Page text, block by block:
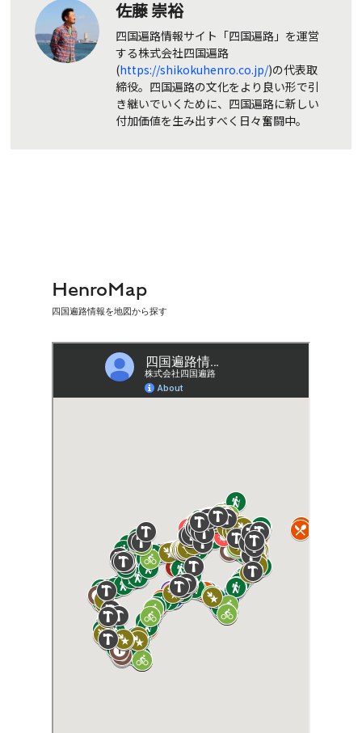
佐藤 崇裕
四国遍路情報サイト「四国遍路」を運営
する株式会社四国遍路
(https://shikokuhenro.co.jp/)の代表取
締役。四国遍路の文化をより良い形で引
き継いでいくために、四国遍路に新しい
付加価値を生み出すべく日々奮闘中。
HenroMap
四国遍路情報を地図から探す